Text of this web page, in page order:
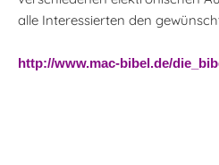
alle Interessierten den
http://www.mac-bibel.de/